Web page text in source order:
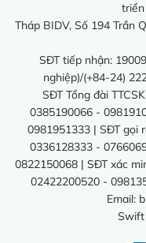
Tháp BIDV, Số 194 Trần
SĐT tiếp nhận:
nghiệp)/(+84-24)
SĐT Tổng đài
0385190066 -
0981951333 | SĐT gọi
0336128333 -
0822150068 | SĐT xác
02422200520 -
Email:
Swift